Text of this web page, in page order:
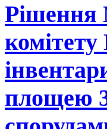
Рішення
площею